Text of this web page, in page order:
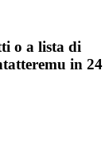
o a lista di
in 24